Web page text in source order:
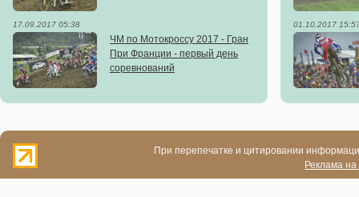
17.09.2017 05:38
ЧМ по Мотокроссу 2017 - Гран
При Франции - первый день
соревнований
01.10.2017
При перепечатке и цитировании
Реклама на